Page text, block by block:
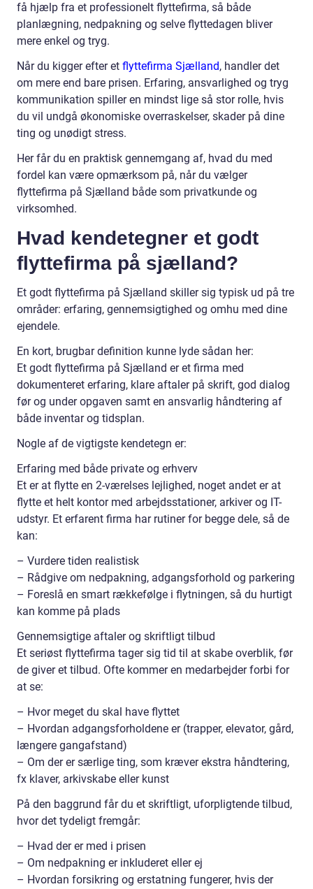
få hjælp fra et professionelt flyttefirma, så både
planlægning, nedpakning og selve flyttedagen bliver
mere enkel og tryg.
Når du kigger efter et flyttefirma Sjælland, handler det
om mere end bare prisen. Erfaring, ansvarlighed og tryg
kommunikation spiller en mindst lige så stor rolle, hvis
du vil undgå økonomiske overraskelser, skader på dine
ting og unødigt stress.
Her får du en praktisk gennemgang af, hvad du med
fordel kan være opmærksom på, når du vælger
flyttefirma på Sjælland både som privatkunde og
virksomhed.
Hvad kendetegner et godt
flyttefirma på sjælland?
Et godt flyttefirma på Sjælland skiller sig typisk ud på tre
områder: erfaring, gennemsigtighed og omhu med dine
ejendele.
En kort, brugbar definition kunne lyde sådan her:
Et godt flyttefirma på Sjælland er et firma med
dokumenteret erfaring, klare aftaler på skrift, god dialog
før og under opgaven samt en ansvarlig håndtering af
både inventar og tidsplan.
Nogle af de vigtigste kendetegn er:
Erfaring med både private og erhverv
Et er at flytte en 2-værelses lejlighed, noget andet er at
flytte et helt kontor med arbejdsstationer, arkiver og IT-
udstyr. Et erfarent firma har rutiner for begge dele, så de
kan:
– Vurdere tiden realistisk
– Rådgive om nedpakning, adgangsforhold og parkering
– Foreslå en smart rækkefølge i flytningen, så du hurtigt
kan komme på plads
Gennemsigtige aftaler og skriftligt tilbud
Et seriøst flyttefirma tager sig tid til at skabe overblik, før
de giver et tilbud. Ofte kommer en medarbejder forbi for
at se:
– Hvor meget du skal have flyttet
– Hvordan adgangsforholdene er (trapper, elevator, gård,
længere gangafstand)
– Om der er særlige ting, som kræver ekstra håndtering,
fx klaver, arkivskabe eller kunst
På den baggrund får du et skriftligt, uforpligtende tilbud,
hvor det tydeligt fremgår:
– Hvad der er med i prisen
– Om nedpakning er inkluderet eller ej
– Hvordan forsikring og erstatning fungerer, hvis der